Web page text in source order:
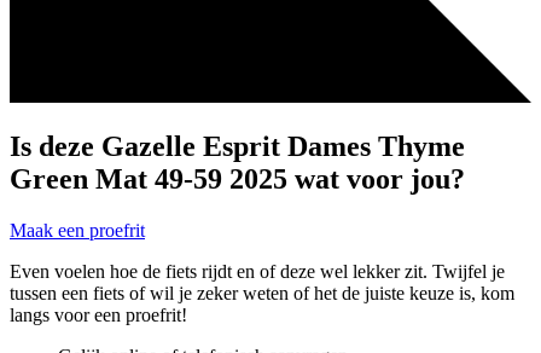
Is deze Gazelle Esprit Dames Thyme
Green Mat 49-59 2025 wat voor jou?
Maak een proefrit
Even voelen hoe de fiets rijdt en of deze wel lekker zit. Twijfel je
tussen een fiets of wil je zeker weten of het de juiste keuze is, kom
langs voor een proefrit!